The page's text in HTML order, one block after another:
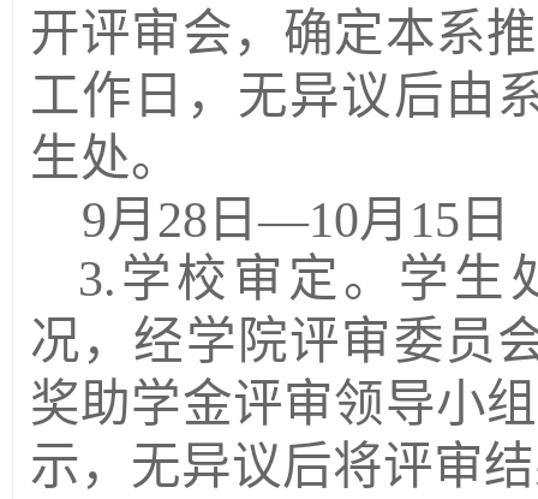
开评审会，确定本系
工作日，无异议后由
生处。
9月 28 日—10月 15 日
3.学校审定。学生
况，经学院评审委员
奖助学金评审领导小
示，无异议后将评审